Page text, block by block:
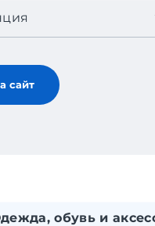
сайт
обувь и